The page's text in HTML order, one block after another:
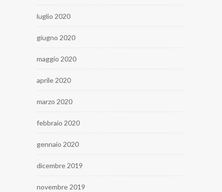
luglio 2020
giugno 2020
maggio 2020
aprile 2020
marzo 2020
febbraio 2020
gennaio 2020
dicembre 2019
novembre 2019